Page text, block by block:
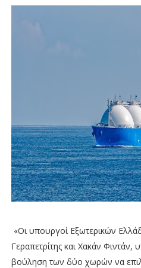
«Οι υπουργοί Εξωτερικών
Γεραπετρίτης και Χακάν
βούληση των δύο χωρών να